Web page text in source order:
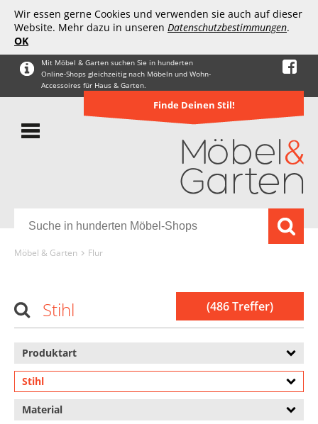
Wir essen gerne Cookies und verwenden sie auch auf dieser
Website. Mehr dazu in unseren Datenschutzbestimmungen.
OK
Mit Möbel & Garten suchen Sie in hunderten
Online-Shops gleichzeitig nach Möbeln und Wohn-
Accessoires für Haus & Garten.
Finde Deinen Stil!
Möbel & Garten Flur
(486 Treffer)
Stihl
Produktart
Stihl
Material